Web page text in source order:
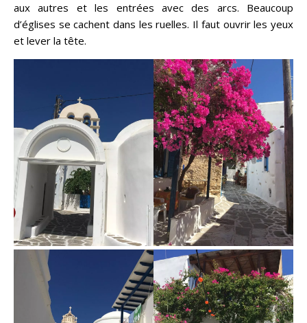
aux autres et les entrées avec des arcs. Beaucoup
d’églises se cachent dans les ruelles. Il faut ouvrir les yeux
et lever la tête.